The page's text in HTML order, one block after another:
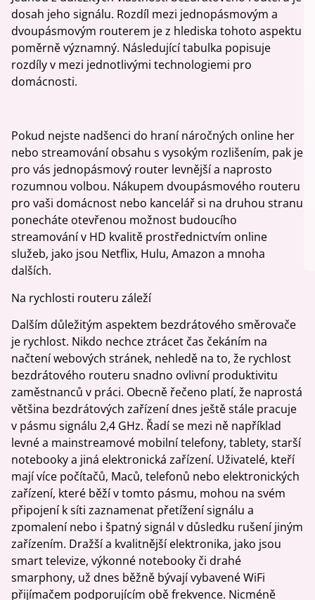
dosah jeho signálu. Rozdíl mezi jednopásmovým a
dvoupásmovým routerem je z hlediska tohoto aspektu
poměrně významný. Následující tabulka popisuje
rozdíly v mezi jednotlivými technologiemi pro
domácnosti.
Pokud nejste nadšenci do hraní náročných online her
nebo streamování obsahu s vysokým rozlišením, pak je
pro vás jednopásmový router levnější a naprosto
rozumnou volbou. Nákupem dvoupásmového routeru
pro vaši domácnost nebo kancelář si na druhou stranu
ponecháte otevřenou možnost budoucího
streamování v HD kvalitě prostřednictvím online
služeb, jako jsou Netflix, Hulu, Amazon a mnoha
dalších.
Na rychlosti routeru záleží
Dalším důležitým aspektem bezdrátového směrovače
je rychlost. Nikdo nechce ztrácet čas čekáním na
načtení webových stránek, nehledě na to, že rychlost
bezdrátového routeru snadno ovlivní produktivitu
zaměstnanců v práci. Obecně řečeno platí, že naprostá
většina bezdrátových zařízení dnes ještě stále pracuje
v pásmu signálu 2,4 GHz. Řadí se mezi ně například
levné a mainstreamové mobilní telefony, tablety, starší
notebooky a jiná elektronická zařízení. Uživatelé, kteří
mají více počítačů, Maců, telefonů nebo elektronických
zařízení, které běží v tomto pásmu, mohou na svém
připojení k síti zaznamenat přetížení signálu a
zpomalení nebo i špatný signál v důsledku rušení jiným
zařízením. Dražší a kvalitnější elektronika, jako jsou
smart televize, výkonné notebooky či drahé
smarphony, už dnes běžně bývají vybavené WiFi
přijímačem podporujícím obě frekvence. Nicméně